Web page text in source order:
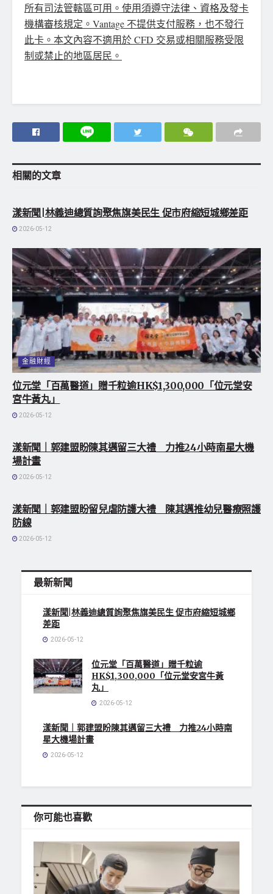
所有司法管轄區可用。使用須遵守法律、資格及發卡
機構審核規定。Vantage 不提供支付服務，也不發行
此卡。本文內容不適用於 CFD 交易或相關服務受限
制或禁止的地區居民。
相關的文章
漾新聞|林義迪總質詢聚焦旗美民生 促市府縮短城鄉差距
2026-05-12
金融財經
位元堂「百萬醫道」贈千粒逾HK$1,300,000「位元堂安
宮牛黃丸」
2026-05-12
漾新聞｜郭建盟盼陳其邁留三大禮 力推24小時南星大機
場計畫
2026-05-12
漾新聞｜郭建盟盼留兒虐防護大禮 陳其邁推幼兒醫療照護
防線
2026-05-12
最新新聞
漾新聞|林義迪總質詢聚焦旗美民生 促市府縮短城鄉
差距
2026-05-12
位元堂「百萬醫道」贈千粒逾
HK$1,300,000「位元堂安宮牛黃
丸」
2026-05-12
漾新聞｜郭建盟盼陳其邁留三大禮 力推24小時南
星大機場計畫
2026-05-12
你可能也喜歡